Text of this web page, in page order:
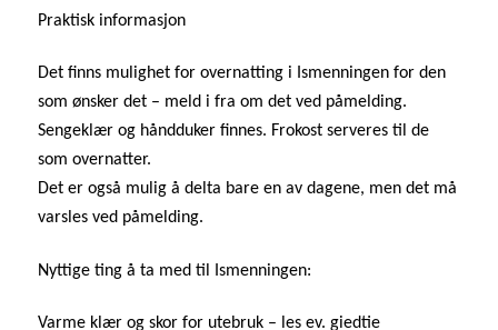
Praktisk informasjon
Det finns mulighet for overnatting i Ismenningen for den
som ønsker det – meld i fra om det ved påmelding.
Sengeklær og håndduker finnes. Frokost serveres til de
som overnatter.
Det er også mulig å delta bare en av dagene, men det må
varsles ved påmelding.
Nyttige ting å ta med til Ismenningen:
Varme klær og skor for utebruk – les ev. giedtie